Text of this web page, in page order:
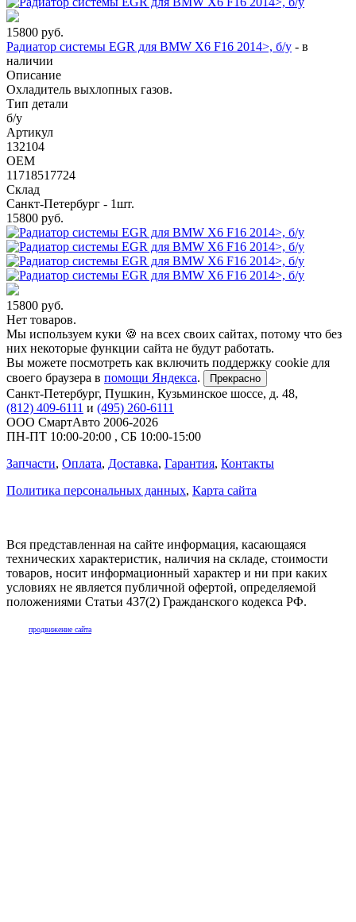
15800 руб.
Радиатор системы EGR для BMW X6 F16 2014>, б/у - в
наличии
Описание
Охладитель выхлопных газов.
Тип детали
б/у
Артикул
132104
OEM
11718517724
Склад
Санкт-Петербург - 1шт.
15800 руб.
15800 руб.
Нет товаров.
Мы используем куки 🍪 на всех своих сайтах, потому что без
них некоторые функции сайта не будут работать.
Вы можете посмотреть как включить поддержку cookie для
своего браузера в помощи Яндекса. Прекрасно
Санкт-Петербург, Пушкин, Кузьминское шоссе, д. 48,
(812) 409-6111 и (495) 260-6111
ООО СмартАвто 2006-2026
ПН-ПТ 10:00-20:00 , СБ 10:00-15:00
Запчасти, Оплата, Доставка, Гарантия, Контакты
Политика персональных данных, Карта сайта
Вся представленная на сайте информация, касающаяся
технических характеристик, наличия на складе, стоимости
товаров, носит информационный характер и ни при каких
условиях не является публичной офертой, определяемой
положениями Статьи 437(2) Гражданского кодекса РФ.
продвижение сайта